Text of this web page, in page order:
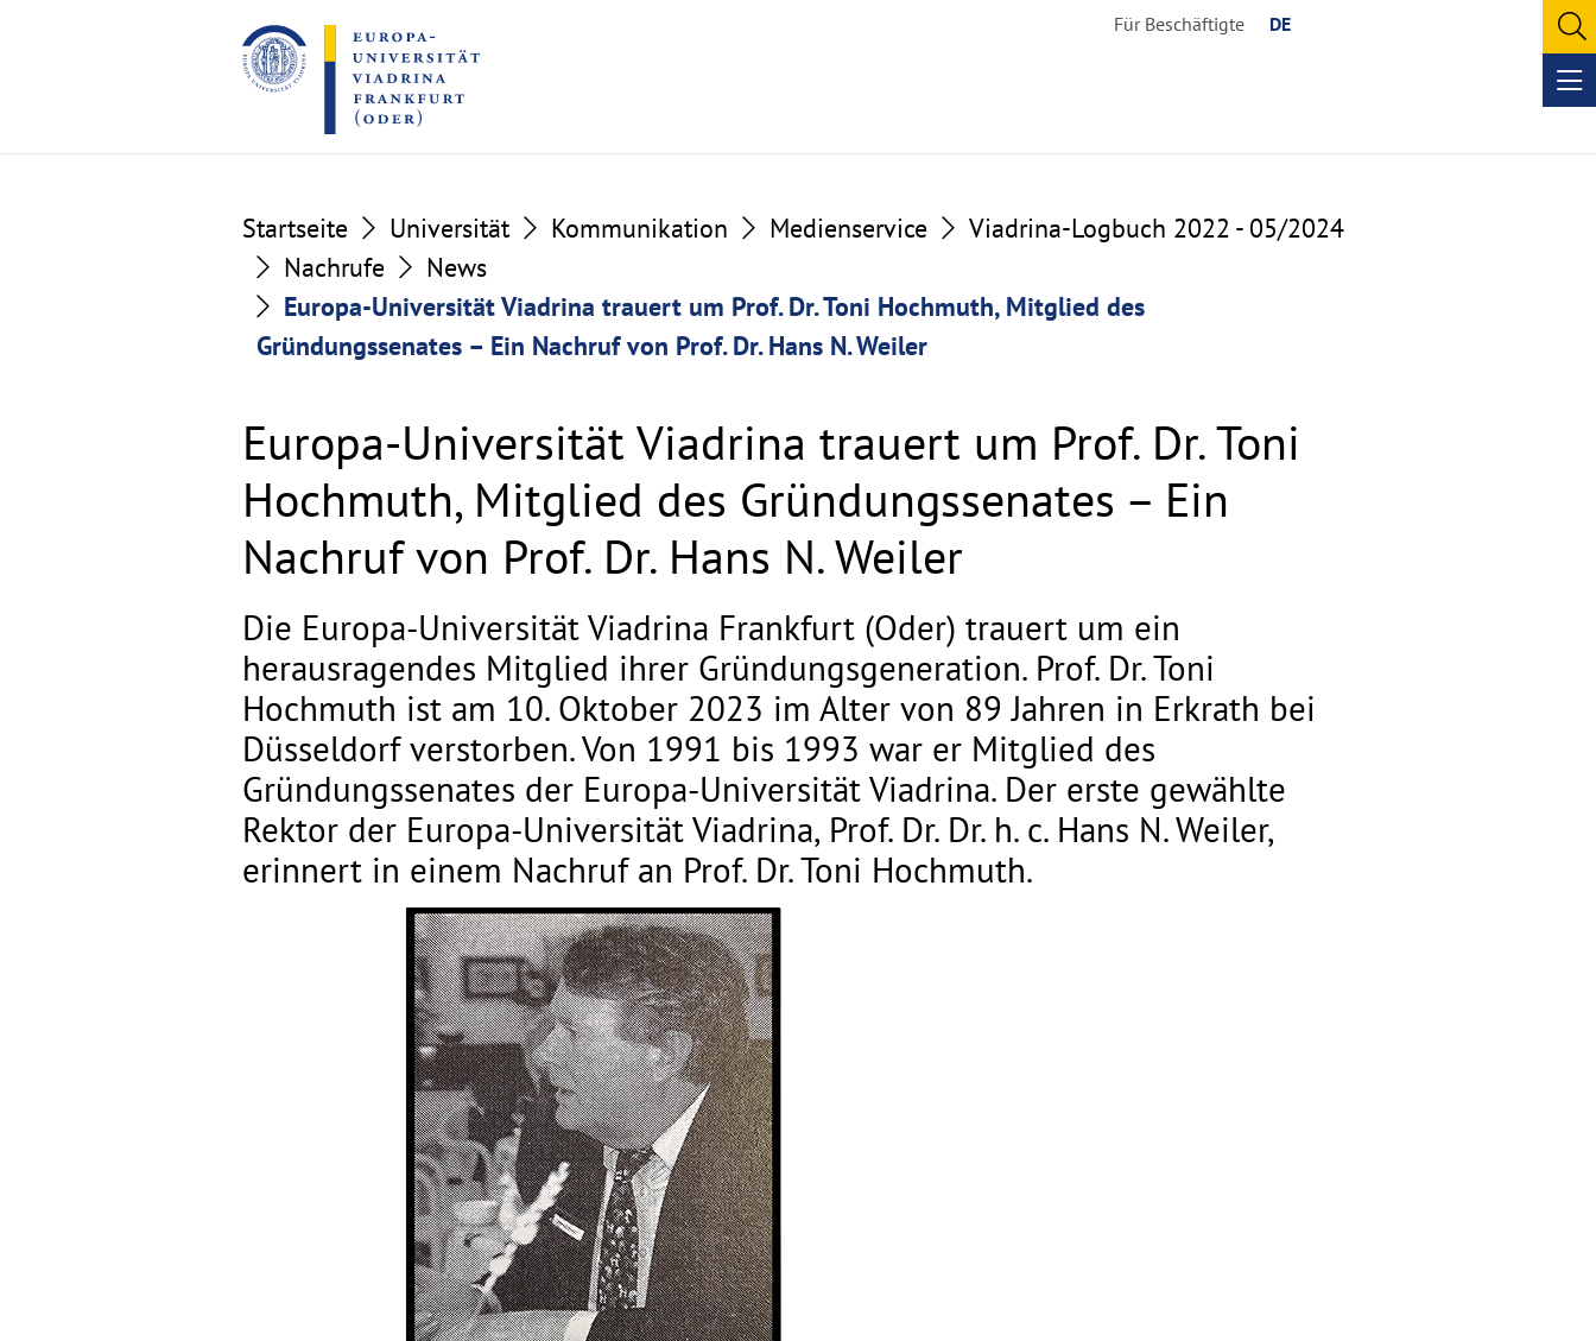
to
the
content
to
the
footer
Für Beschäftigte DE
Startseite Universität Kommunikation Medienservice
Viadrina-Logbuch 2022 - 05/2024
Nachrufe
News
Europa-Universität Viadrina trauert um Prof. Dr. Toni Hochmuth, Mitglied des
Gründungssenates – Ein Nachruf von Prof. Dr. Hans N. Weiler
Europa-Universität Viadrina trauert um Prof. Dr. Toni
Hochmuth, Mitglied des Gründungssenates – Ein
Nachruf von Prof. Dr. Hans N. Weiler
Die Europa-Universität Viadrina Frankfurt (Oder) trauert um ein
herausragendes Mitglied ihrer Gründungsgeneration. Prof. Dr. Toni
Hochmuth ist am 10. Oktober 2023 im Alter von 89 Jahren in Erkrath bei
Düsseldorf verstorben. Von 1991 bis 1993 war er Mitglied des
Gründungssenates der Europa-Universität Viadrina. Der erste gewählte
Rektor der Europa-Universität Viadrina, Prof. Dr. Dr. h. c. Hans N. Weiler,
erinnert in einem Nachruf an Prof. Dr. Toni Hochmuth.